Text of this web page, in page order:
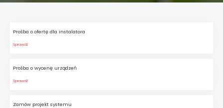
Prośba o ofertę dla instalatora
Sprawdź
Prośba o wycenę urządzeń
Sprawdź
Zamów projekt systemu